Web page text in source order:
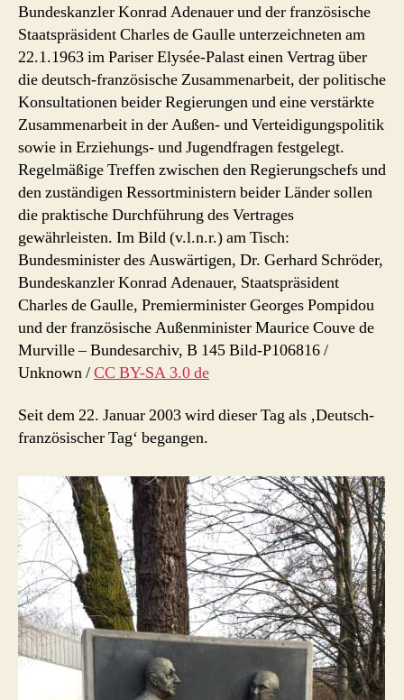
Bundeskanzler Konrad Adenauer und der französische
Staatspräsident Charles de Gaulle unterzeichneten am
22.1.1963 im Pariser Elysée-Palast einen Vertrag über
die deutsch-französische Zusammenarbeit, der politische
Konsultationen beider Regierungen und eine verstärkte
Zusammenarbeit in der Außen- und Verteidigungspolitik
sowie in Erziehungs- und Jugendfragen festgelegt.
Regelmäßige Treffen zwischen den Regierungschefs und
den zuständigen Ressortministern beider Länder sollen
die praktische Durchführung des Vertrages
gewährleisten. Im Bild (v.l.n.r.) am Tisch:
Bundesminister des Auswärtigen, Dr. Gerhard Schröder,
Bundeskanzler Konrad Adenauer, Staatspräsident
Charles de Gaulle, Premierminister Georges Pompidou
undder französische Außenminister Maurice Couve de
Murville–Bundesarchiv, B 145 Bild-P106816 /
Unknown/CC BY-SA 3.0 de
Seit dem 22. Januar 2003 wird dieser Tag als ‚Deutsch-
französischer Tag‘ begangen.